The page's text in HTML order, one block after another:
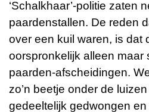
‘Schalkhaar’-politie zaten
paardenstallen. De reden
over een kuil waren, is dat
oorspronkelijk alleen maar
paarden-afscheidingen.
zo’n beetje onder de
gedeeltelijk gedwongen